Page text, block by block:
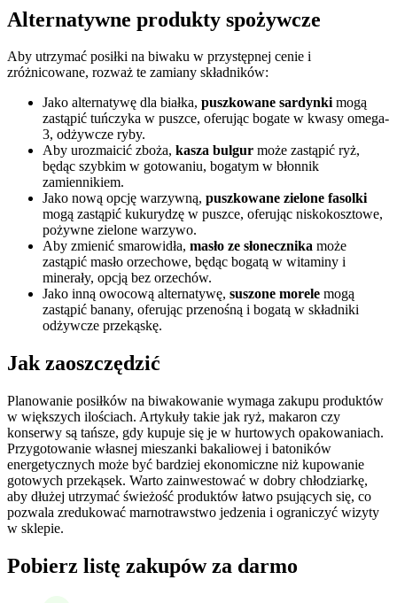
Alternatywne produkty spożywcze
Aby utrzymać posiłki na biwaku w przystępnej cenie i
zróżnicowane, rozważ te zamiany składników:
Jako alternatywę dla białka, puszkowane sardynkimogą
zastąpić tuńczyka w puszce, oferując bogate w kwasy omega-
3, odżywcze ryby.
Aby urozmaicić zboża, kasza bulgur może zastąpić ryż,
będąc szybkim w gotowaniu, bogatym w błonnik
zamiennikiem.
Jako nową opcję warzywną, puszkowane zielone fasolki
mogą zastąpić kukurydzę w puszce, oferując niskokosztowe,
pożywne zielone warzywo.
Aby zmienić smarowidła, masło ze słonecznika może
zastąpić masło orzechowe, będąc bogatą w witaminy i
minerały, opcją bez orzechów.
Jako inną owocową alternatywę, suszone morele mogą
zastąpić banany, oferując przenośną i bogatą w składniki
odżywcze przekąskę.
Jak zaoszczędzić
Planowanie posiłków na biwakowanie wymaga zakupu produktów
w większych ilościach. Artykuły takie jak ryż, makaron czy
konserwy są tańsze, gdy kupuje się je w hurtowych opakowaniach.
Przygotowanie własnej mieszanki bakaliowej i batoników
energetycznych może być bardziej ekonomiczne niż kupowanie
gotowych przekąsek. Warto zainwestować w dobry chłodziarkę,
aby dłużej utrzymać świeżość produktów łatwo psujących się, co
pozwala zredukować marnotrawstwo jedzenia i ograniczyć wizyty
w sklepie.
Pobierz listę zakupów za darmo